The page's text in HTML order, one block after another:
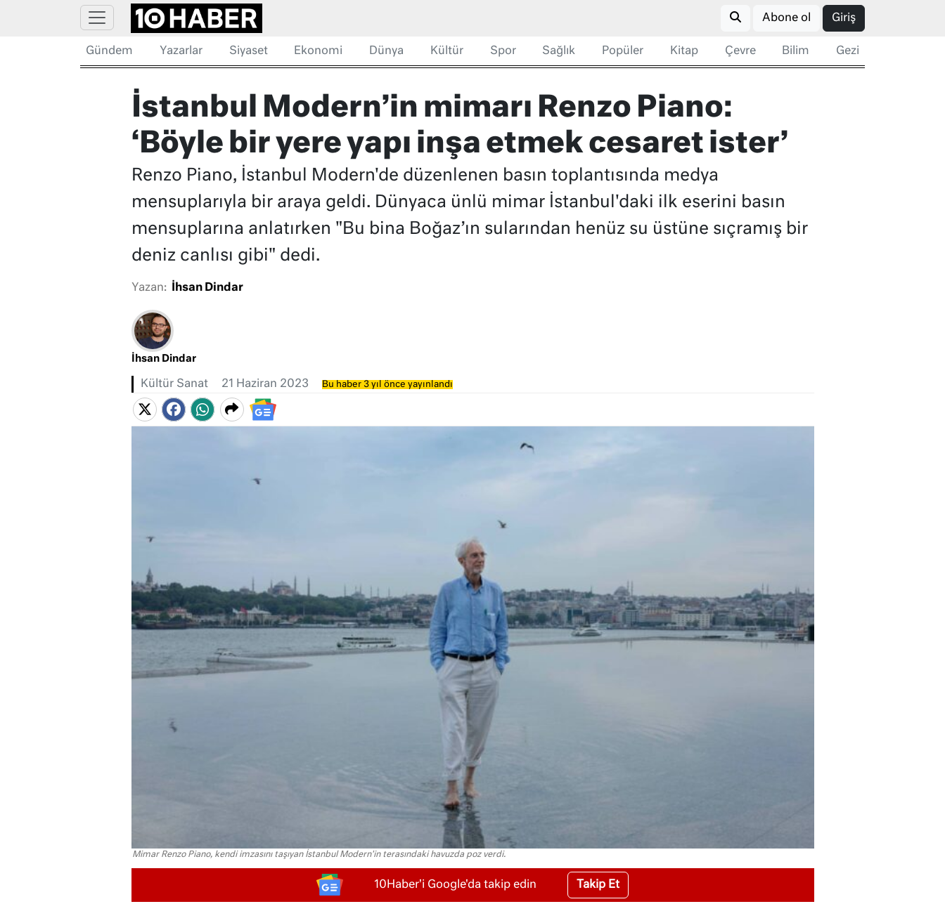
Abone ol Giriş
Gündem Yazarlar Siyaset Ekonomi Dünya Kültür Spor Sağlık Popüler Kitap Çevre Bilim Gezi
İstanbul Modern’in mimarı Renzo Piano:
‘Böyle bir yere yapı inşa etmek cesaret ister’
Renzo Piano, İstanbul Modern'de düzenlenen basın toplantısında medya
mensuplarıyla bir araya geldi. Dünyaca ünlü mimar İstanbul'daki ilk eserini basın
mensuplarına anlatırken "Bu bina Boğaz’ın sularından henüz su üstüne sıçramış bir
deniz canlısı gibi" dedi.
Yazan: İhsan Dindar
İhsan Dindar
Kültür Sanat 21 Haziran 2023 Bu haber 3 yıl önce yayınlandı
Mimar Renzo Piano, kendi imzasını taşıyan İstanbul Modern'in terasındaki havuzda poz verdi.
10Haber'i Google'da takip edin Takip Et